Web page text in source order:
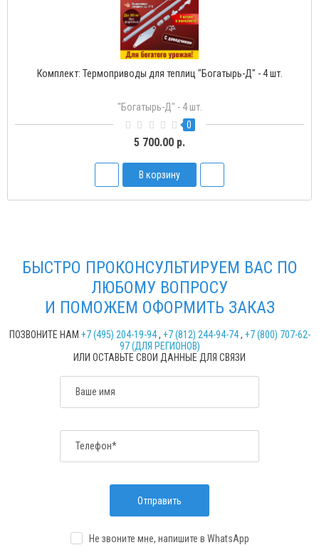
Комплект: Термоприводы для теплиц "Богатырь-Д" - 4 шт.
"Богатырь-Д" - 4 шт.
0
5 700.00 р.
В корзину
БЫСТРО ПРОКОНСУЛЬТИРУЕМ ВАС ПО
ЛЮБОМУ ВОПРОСУ
И ПОМОЖЕМ ОФОРМИТЬ ЗАКАЗ
ПОЗВОНИТЕ НАМ +7 (495) 204-19-94, +7 (812) 244-94-74, +7 (800) 707-62-
97 (ДЛЯ РЕГИОНОВ)
ИЛИ ОСТАВЬТЕ СВОИ ДАННЫЕ ДЛЯ СВЯЗИ
Ваше имя
Телефон*
Отправить
Не звоните мне, напишите в WhatsApp